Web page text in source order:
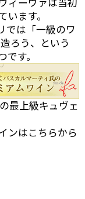
ます。
では「一級のワ
ろう、という
す。
最上級キュヴェ
はこちらから